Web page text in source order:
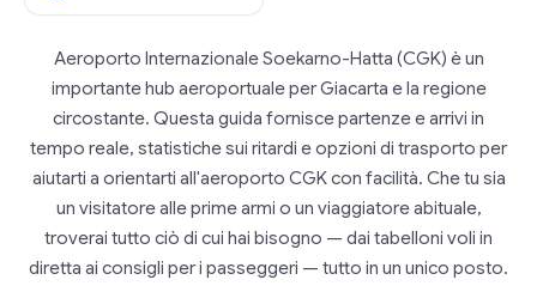
Aeroporto Internazionale Soekarno-Hatta (CGK) è un
importante hub aeroportuale per Giacarta e la regione
circostante. Questa guida fornisce partenze e arrivi in
tempo reale, statistiche sui ritardi e opzioni di trasporto per
aiutarti a orientarti all'aeroporto CGK con facilità. Che tu sia
un visitatore alle prime armi o un viaggiatore abituale,
troverai tutto ciò di cui hai bisogno — dai tabelloni voli in
diretta ai consigli per i passeggeri — tutto in un unico posto.